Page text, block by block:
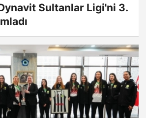
Dynavit Sultanlar Ligi'ni 3.